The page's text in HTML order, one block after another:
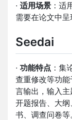
· 适用场景 ：适
需要在论文中呈
Seedai
· 功能特点 ：集
查重修改等功
言输出，输入
开题报告、大
书、调查问卷